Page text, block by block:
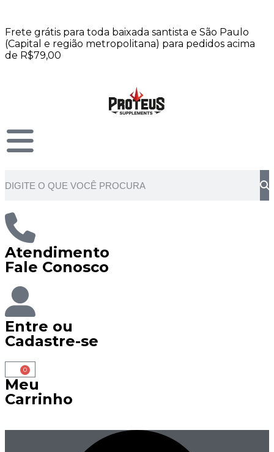
Frete grátis para toda baixada santista e São Paulo
(Capital e região metropolitana) para pedidos acima
de R$79,00
Atendimento
Fale Conosco
Entre ou
Cadastre-se
0
Meu
Carrinho